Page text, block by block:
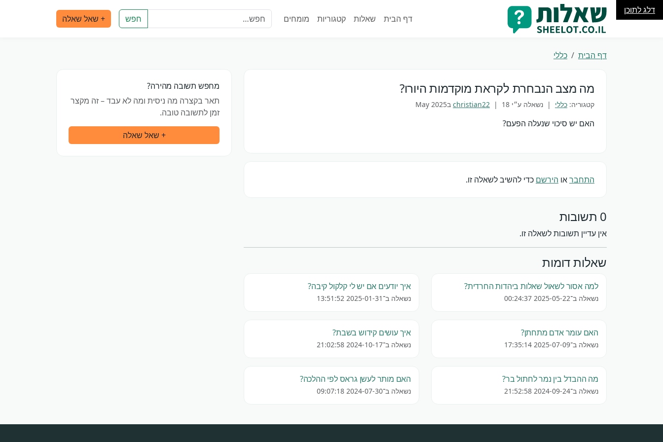
דלג לתוכן
דף הבית
שאלות קטגוריות מומחים חפש + שאל שאלה
דף הבית כללי
מה מצב הנבחרת לקראת מוקדמות היורו?
קטגוריה: כללי | נשאלה ע״י christian22 | 18 בMay 2025
האם יש סיכוי שנעלה הפעם?
התחבראו הירשם כדי להשיב לשאלה זו.
0 תשובות
אין עדיין תשובות לשאלה זו.
שאלות דומות
למה אסור לשאול שאלות ביהדות החרדית?
נשאלה ב־2025-05-22 00:24:37
איך יודעים אם יש לי קלקול קיבה?
נשאלה ב־2025-01-31 13:51:52
האם עומר אדם מתחתן?
נשאלה ב־2025-07-09 17:35:14
איך עושים קידוש בשבת?
נשאלה ב־2024-10-17 21:02:58
מה ההבדל בין נמר לחתול בר?
נשאלה ב־2024-09-24 21:52:58
האם מותר לעשן גראס לפי ההלכה?
נשאלה ב־2024-07-30 09:07:18
מחפש תשובה מהירה?
תאר בקצרה מה ניסית ומה לא עבד – זה מקצר
זמן לתשובה טובה.
+ שאל שאלה